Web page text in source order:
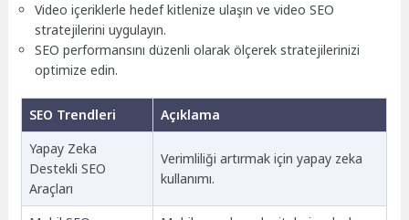
Video içeriklerle hedef kitlenize ulaşın ve video SEO
stratejilerini uygulayın.
SEO performansını düzenli olarak ölçerek stratejilerinizi
optimize edin.
SEO Trendleri
Açıklama
Yapay Zeka
Destekli SEO
Araçları
Verimliliği artırmak için yapay zeka
kullanımı.